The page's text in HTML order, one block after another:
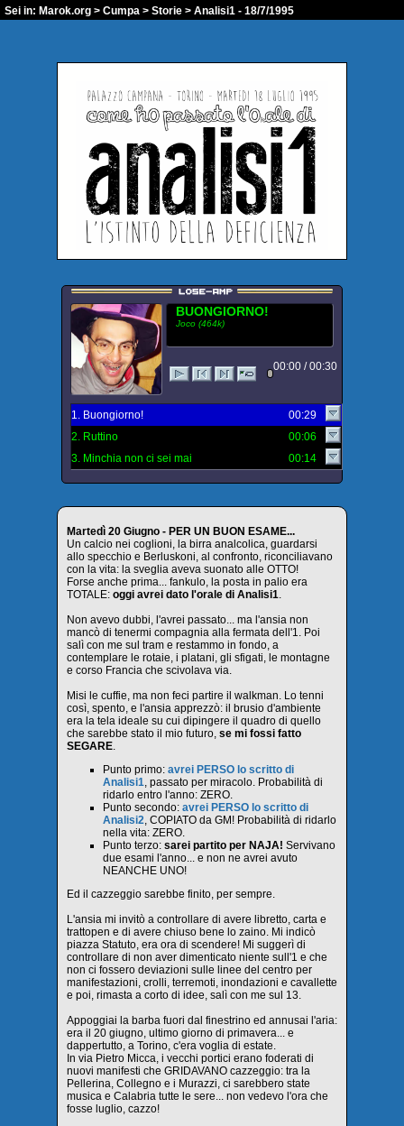
Sei in: Marok.org > Cumpa > Storie > Analisi1 - 18/7/1995
BUONGIORNO!
Joco (464k)
00:00 / 00:30
1. Buongiorno!
00:29
2. Ruttino
00:06
3. Minchia non ci sei mai
00:14
Martedì 20 Giugno - PER UN BUON ESAME...
Un calcio nei coglioni, la birra analcolica, guardarsi
allo specchio e Berluskoni, al confronto, riconciliavano
con la vita: la sveglia aveva suonato alle OTTO!
Forse anche prima... fankulo, la posta in palio era
TOTALE: oggi avrei dato l'orale di Analisi1
Non avevo dubbi, l'avrei passato... ma l'ansia non
mancò di tenermi compagnia alla fermata dell'1. Poi
salì con me sul tram e restammo in fondo, a
contemplare le rotaie, i platani, gli sfigati, le montagne
e corso Francia che scivolava via.
Misi le cuffie, ma non feci partire il walkman. Lo tenni
così, spento, e l'ansia apprezzò: il brusio d'ambiente
era la tela ideale su cui dipingere il quadro di quello
che sarebbe stato il mio futuro, se mi fossi fatto
SEGARE
Punto primo: avrei PERSO lo scritto di
Analisi1 , passato per miracolo. Probabilità di
ridarlo entro l'anno: ZERO.
Punto secondo: avrei PERSO lo scritto di
Analisi2 , COPIATO da GM! Probabilità di ridarlo
nella vita: ZERO.
Punto terzo: sarei partito per NAJA! Servivano
due esami l'anno... e non ne avrei avuto
NEANCHE UNO!
Ed il cazzeggio sarebbe finito, per sempre.
L'ansia mi invitò a controllare di avere libretto, carta e
trattopen e di avere chiuso bene lo zaino. Mi indicò
piazza Statuto, era ora di scendere! Mi suggerì di
controllare di non aver dimenticato niente sull'1 e che
non ci fossero deviazioni sulle linee del centro per
manifestazioni, crolli, terremoti, inondazioni e cavallette
e poi, rimasta a corto di idee, salì con me sul 13.
Appoggiai la barba fuori dal finestrino ed annusai l'aria:
era il 20 giugno, ultimo giorno di primavera... e
dappertutto, a Torino, c'era voglia di estate.
In via Pietro Micca, i vecchi portici erano foderati di
nuovi manifesti che GRIDAVANO cazzeggio: tra la
Pellerina, Collegno e i Murazzi, ci sarebbero state
musica e Calabria tutte le sere... non vedevo l'ora che
fosse luglio, cazzo!